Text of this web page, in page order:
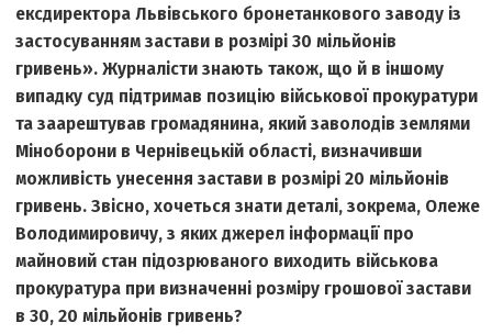
екс­директора Львівського бронетанкового заводу із
застосуванням застави в розмірі 30 мільйонів
гривень». Журналісти знають також, що й в іншому
випадку суд підтримав позицію військової прокуратури
та заарештував громадянина, який заволодів землями
Міноборони в Чернівецькій області, визначивши
можливість унесення застави в розмірі 20 мільйонів
гривень. Звісно, хочеться знати деталі, зокрема, Олеже
Володимировичу, з яких джерел інформації про
майновий стан підозрюваного виходить військова
прокуратура при визначенні розміру грошової застави
в 30, 20 мільйонів гривень?